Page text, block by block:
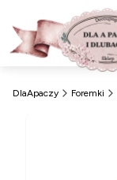
DlaApaczy Foremki